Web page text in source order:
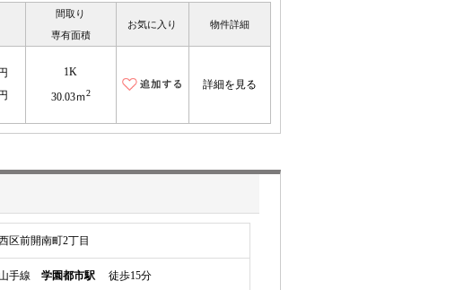
間取り
専有面積
お気に入り 物件詳細
1K
30.03ｍ2
詳細を見る
区前開南町2丁目
手線 学園都市駅徒歩15分